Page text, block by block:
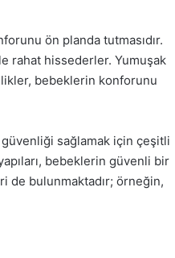
ön planda tutmasıdır.
rahat hissederler. Yumuşak
bebeklerin konforunu
güvenliği sağlamak için çeşitli
bebeklerin güvenli bir
de bulunmaktadır; örneğin,